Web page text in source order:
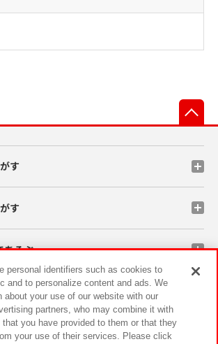
す
す
あそぶ
ンペーン
personal identifiers such as cookies to
and to personalize content and ads. We
about your use of our website with our
partners, who may combine it with
that you have provided to them or that they
your use of their services. Please click